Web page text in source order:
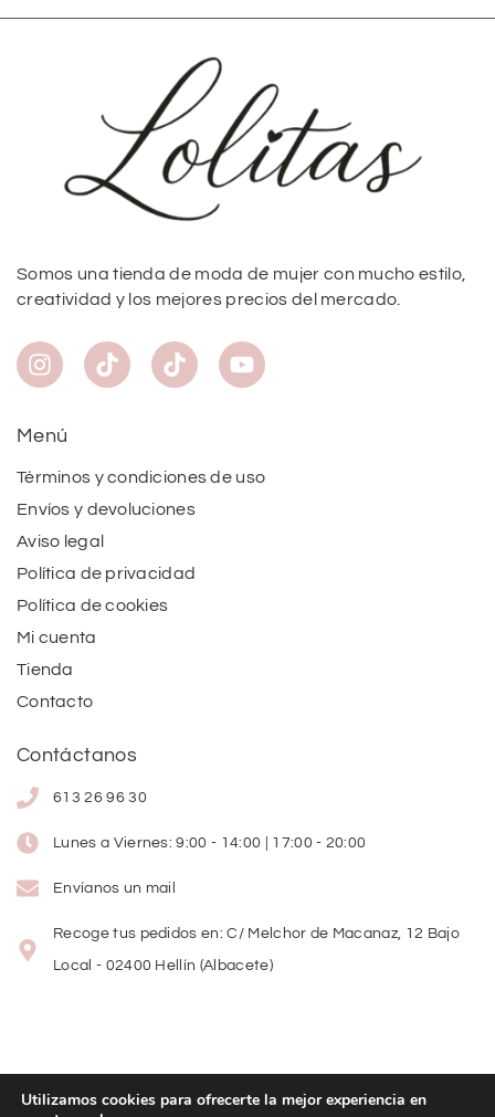
Somos una tienda de moda de mujer con mucho estilo,
creatividad y los mejores precios del mercado.
Menú
Términos y condiciones de uso
Envíos y devoluciones
Aviso legal
Política de privacidad
Política de cookies
Mi cuenta
Tienda
Contacto
Contáctanos
613 26 96 30
Lunes a Viernes: 9:00 - 14:00 | 17:00 - 20:00
Envíanos un mail
Recoge tus pedidos en: C/ Melchor de Macanaz, 12 Bajo
Local - 02400 Hellín (Albacete)
Utilizamos cookies para ofrecerte la mejor experiencia en